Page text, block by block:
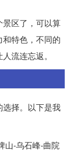
区了，可以算
特色，不同的
流连忘返。
择。以下是我
山-乌石峰-曲院